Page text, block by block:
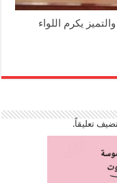
يكرم اللواء
تعليقاً.